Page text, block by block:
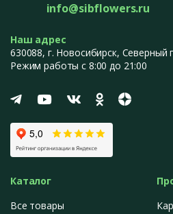
info@sibflowers.ru
Наш адрес
630088, г. Новосибирск, Северный
Режим работы с 8:00 до 21:00
Каталог
Все товары